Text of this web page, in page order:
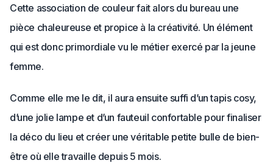
Cette association de couleur fait alors du bureau une
pièce chaleureuse et propice à la créativité. Un élément
qui est donc primordiale vu le métier exercé par la jeune
femme.
Comme elle me le dit, il aura ensuite suffi d’un tapis cosy,
d’une jolie lampe et d’un fauteuil confortable pour finaliser
la déco du lieu et créer une véritable petite bulle de bien-
être où elle travaille depuis 5 mois.